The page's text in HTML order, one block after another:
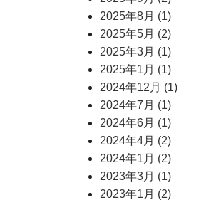
2025年8月 (1)
2025年5月 (2)
2025年3月 (1)
2025年1月 (1)
2024年12月 (1)
2024年7月 (1)
2024年6月 (1)
2024年4月 (2)
2024年1月 (2)
2023年3月 (1)
2023年1月 (2)